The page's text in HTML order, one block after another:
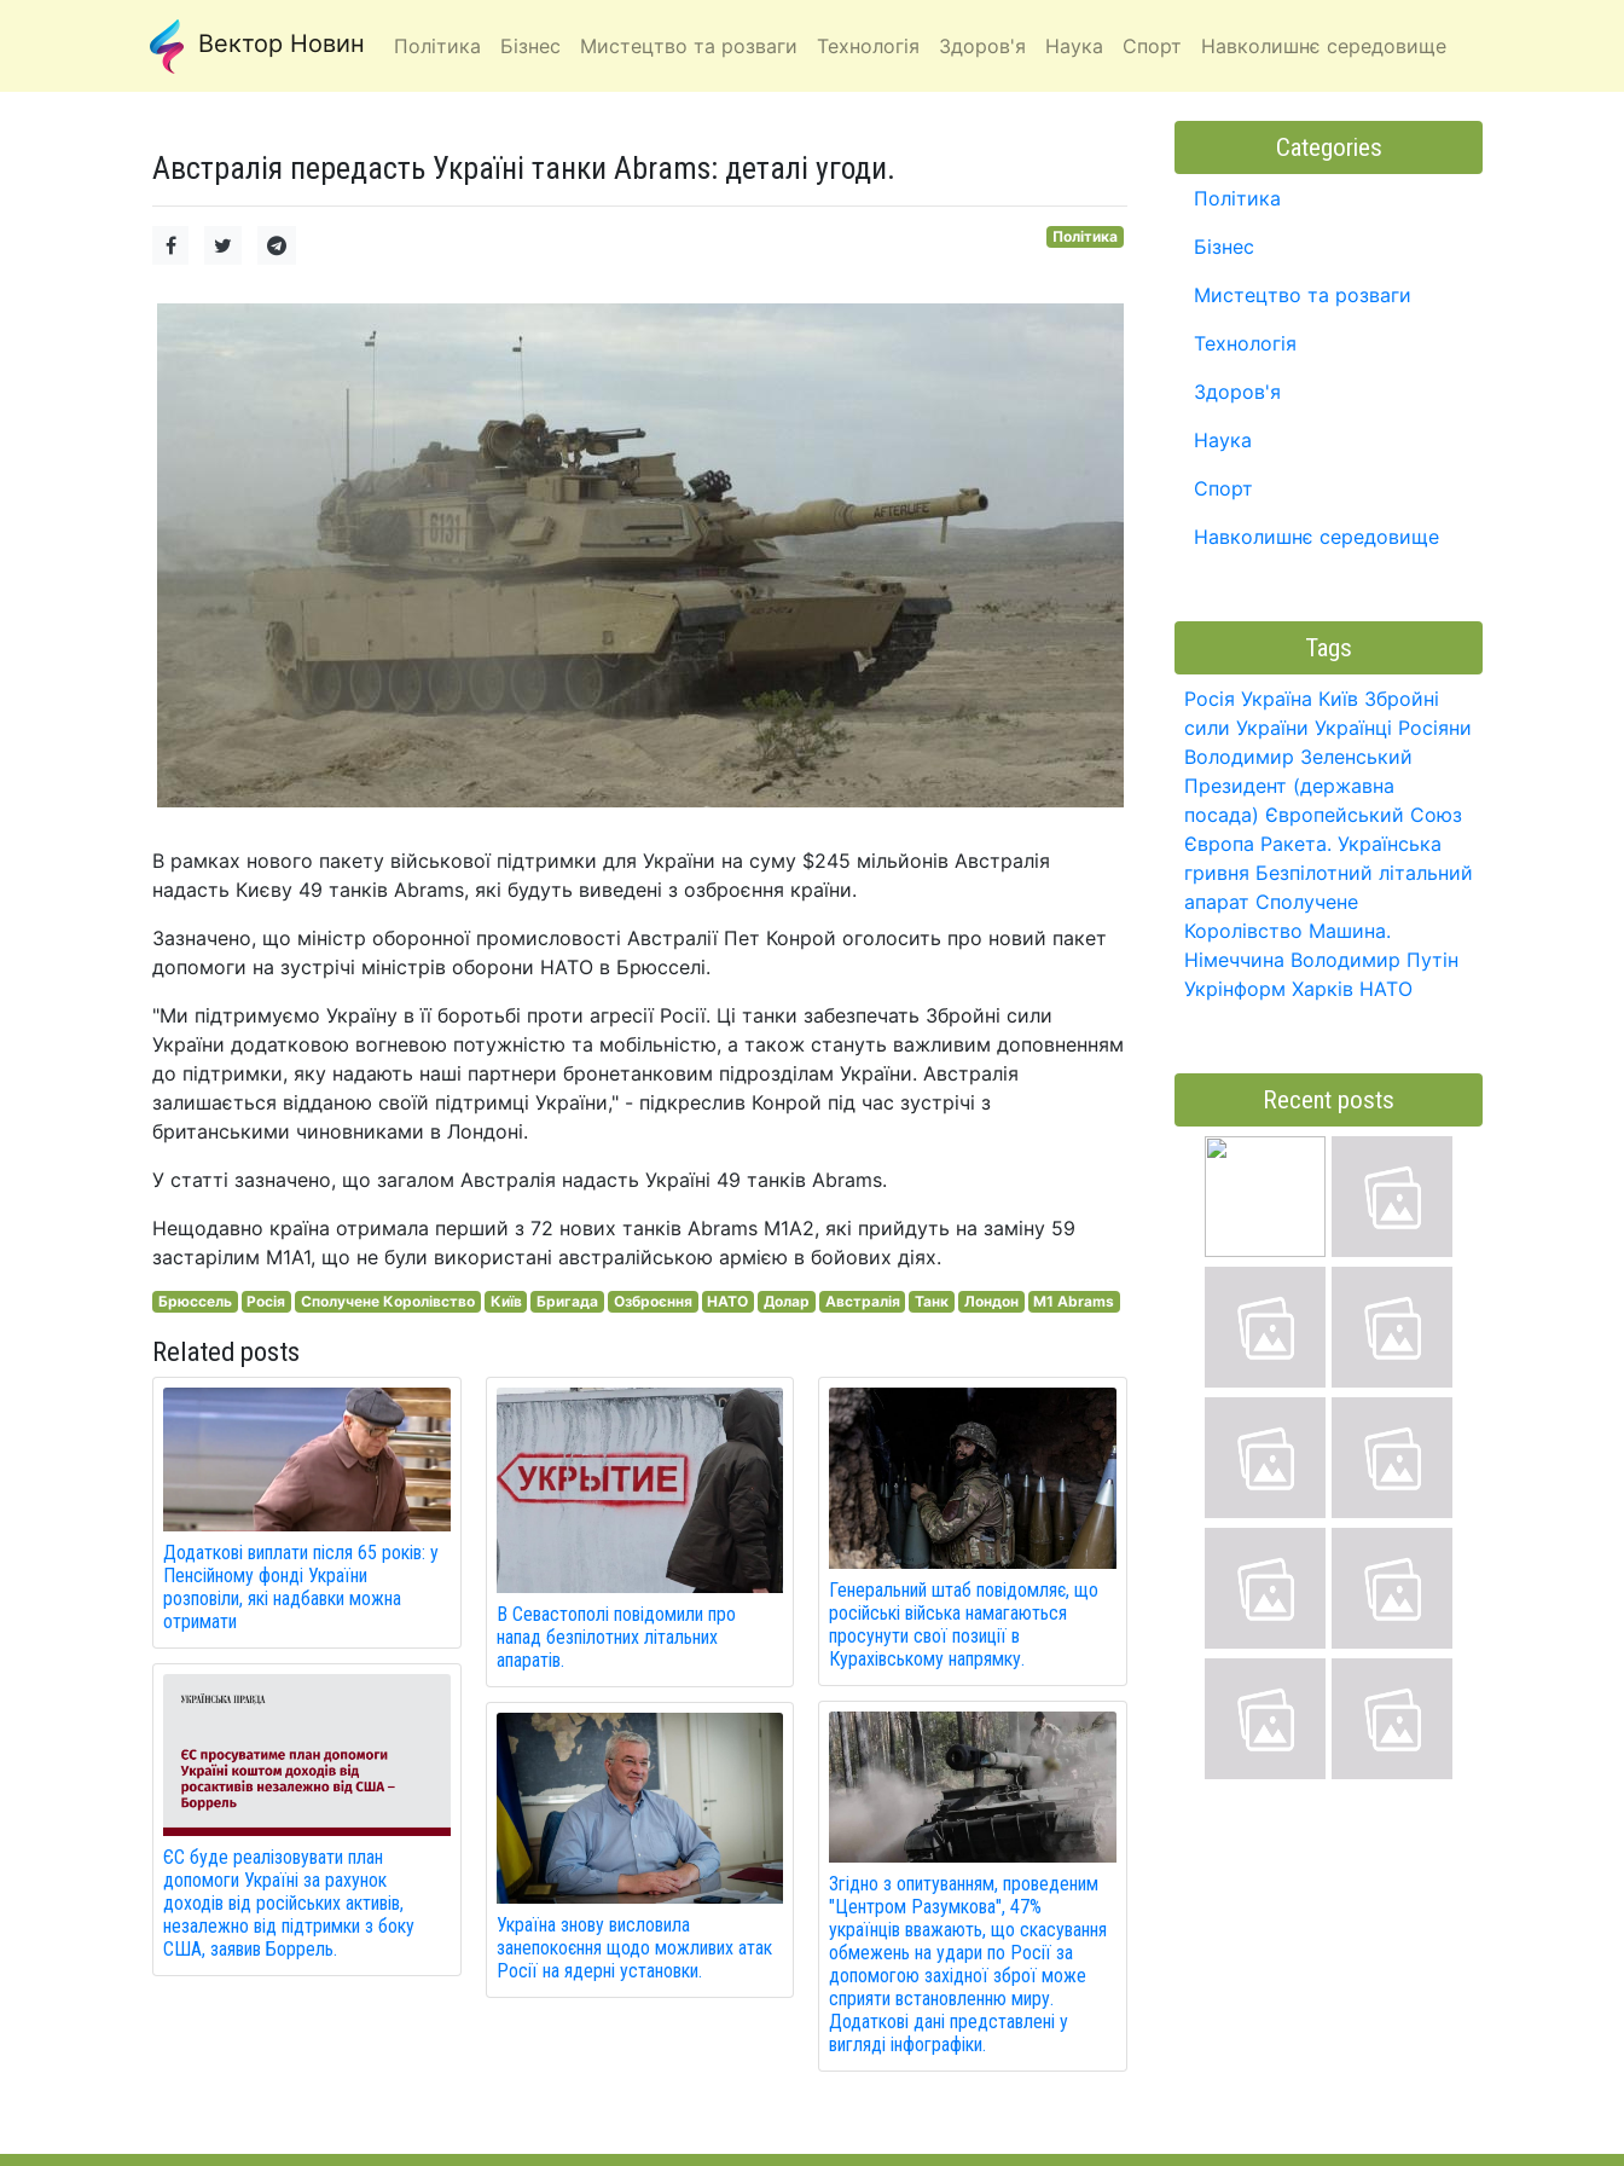
Вектор Новин Політика Бізнес Мистецтво та розваги Технологія Здоров'я Наука Спорт Навколишнє середовище
Австралія передасть Україні танки Abrams: деталі угоди.
Політика
В рамках нового пакету військової підтримки для України на суму $245 мільйонів Австралія
надасть Києву 49 танків Abrams, які будуть виведені з озброєння країни.
Зазначено, що міністр оборонної промисловості Австралії Пет Конрой оголосить про новий пакет
допомоги на зустрічі міністрів оборони НАТО в Брюсселі.
"Ми підтримуємо Україну в її боротьбі проти агресії Росії. Ці танки забезпечать Збройні сили
України додатковою вогневою потужністю та мобільністю, а також стануть важливим доповненням
до підтримки, яку надають наші партнери бронетанковим підрозділам України. Австралія
залишається відданою своїй підтримці України," - підкреслив Конрой під час зустрічі з
британськими чиновниками в Лондоні.
У статті зазначено, що загалом Австралія надасть Україні 49 танків Abrams.
Нещодавно країна отримала перший з 72 нових танків Abrams M1A2, які прийдуть на заміну 59
застарілим M1A1, що не були використані австралійською армією в бойових діях.
Брюссель Росія Сполучене Королівство Київ Бригада Озброєння НАТО Долар Австралія Танк Лондон M1 Abrams
Related posts
Додаткові виплати після 65 років: у
Пенсійному фонді України
розповіли, які надбавки можна
отримати
ЄС буде реалізовувати план
допомоги Україні за рахунок
доходів від російських активів,
незалежно від підтримки з боку
США, заявив Боррель.
В Севастополі повідомили про
напад безпілотних літальних
апаратів.
Україна знову висловила
занепокоєння щодо можливих атак
Росії на ядерні установки.
Генеральний штаб повідомляє, що
російські війська намагаються
просунути свої позиції в
Курахівському напрямку.
Згідно з опитуванням, проведеним
"Центром Разумкова", 47%
українців вважають, що скасування
обмежень на удари по Росії за
допомогою західної зброї може
сприяти встановленню миру.
Додаткові дані представлені у
вигляді інфографіки.
Categories
Політика
Бізнес
Мистецтво та розваги
Технологія
Здоров'я
Наука
Спорт
Навколишнє середовище
Tags
Росія Україна Київ Збройні
сили України Українці Росіяни
Володимир Зеленський
Президент (державна
посада) Європейський Союз
Європа Ракета. Українська
гривня Безпілотний літальний
апарат Сполучене
Королівство Машина.
Німеччина Володимир Путін
Укрінформ Харків НАТО
Recent posts